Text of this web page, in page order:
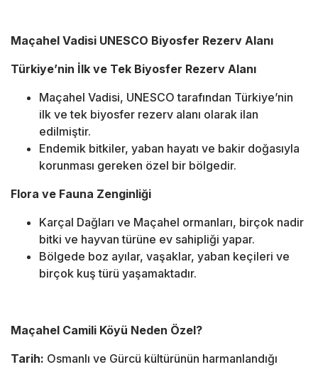
Maçahel Vadisi UNESCO Biyosfer Rezerv Alanı
Türkiye’nin İlk ve Tek Biyosfer Rezerv Alanı
Maçahel Vadisi, UNESCO tarafından Türkiye’nin
ilk ve tek biyosfer rezerv alanı olarak ilan
edilmiştir.
Endemik bitkiler, yaban hayatı ve bakir doğasıyla
korunması gereken özel bir bölgedir.
Flora ve Fauna Zenginliği
Karçal Dağları ve Maçahel ormanları, birçok nadir
bitki ve hayvan türüne ev sahipliği yapar.
Bölgede boz ayılar, vaşaklar, yaban keçileri ve
birçok kuş türü yaşamaktadır.
Maçahel Camili Köyü Neden Özel?
Tarih: Osmanlı ve Gürcü kültürünün harmanlandığı